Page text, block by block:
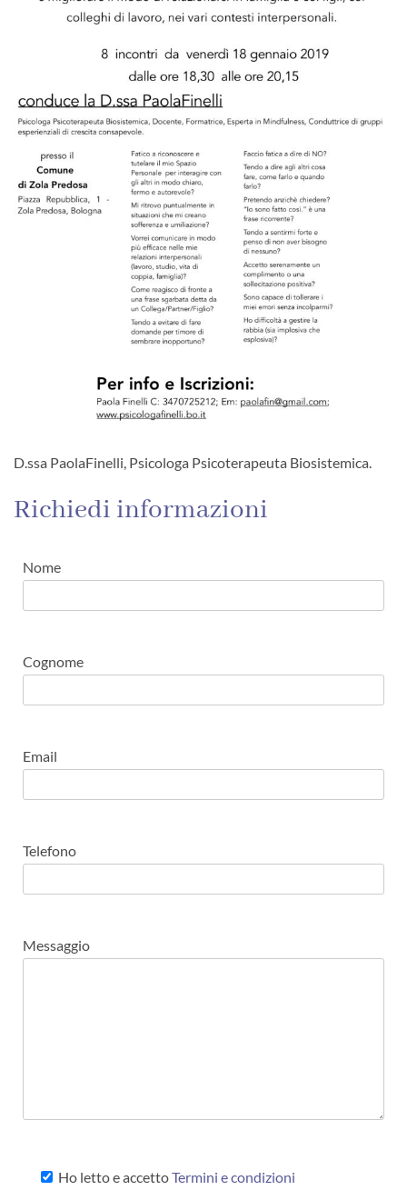
D.ssa PaolaFinelli, Psicologa Psicoterapeuta Biosistemica.
Richiedi informazioni
Nome
Cognome
Email
Telefono
Messaggio
Ho letto e accettoTermini e condizioni